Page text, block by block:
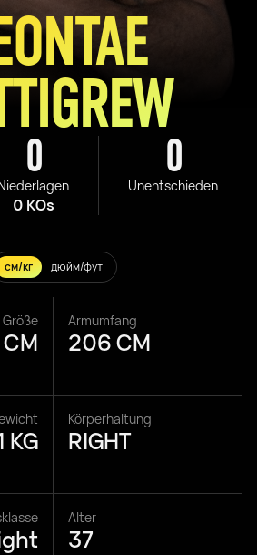
0
0 KOs
0
Unentschieden
см/кг дюйм/фут
Größe Armumfang
206 CM
KG
Körperhaltung
RIGHT
Alter
37